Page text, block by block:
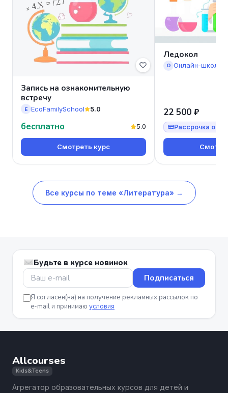
Запись на ознакомительную
встречу
E EcoFamilySchool 5.0
бесплатно 5.0
Смотреть курс
Ледокол
О Онлайн-школа
22 500 ₽
Рассрочка от
Все курсы по теме «Литература» →
Будьте в курсе новинок
Подписаться
Я согласен(на) на получение рекламных рассылок по
e-mail и принимаю условия
Allcourses
Kids&Teens
Агрегатор образовательных курсов для детей и